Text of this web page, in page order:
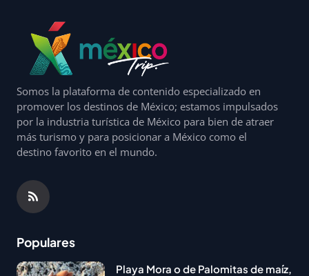
Somos la plataforma de contenido especializado en
promover los destinos de México; estamos impulsados
por la industria turística de México para bien de atraer
más turismo y para posicionar a México como el
destino favorito en el mundo.
Populares
Playa Mora o de Palomitas de maíz,